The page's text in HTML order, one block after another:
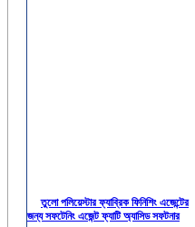
তুলো পলিয়েস্টার ফ্যাব্রিক ফিনিশিং এজেন্টের
জন্য সফটেনিং এজেন্ট ফ্যাটি অ্যাসিড সফটনার